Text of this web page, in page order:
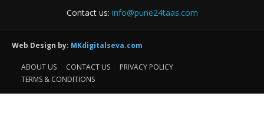
Contact us: info@pune24taas.com
Web Design by: MKdigitalseva.com
ABOUT US CONTACT US
PRIVACY POLICY
TERMS & CONDITIONS